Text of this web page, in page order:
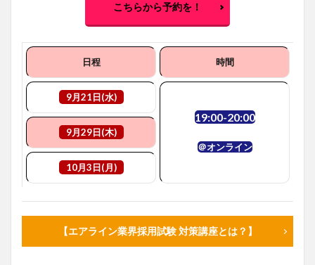
こちらから予約を！
日程 時間
9月21日(水)
19:00-20:00
＠オンライン
9月29日(木)
10月3日(月)
【エアライン業界採用試験 対策講座とは？】